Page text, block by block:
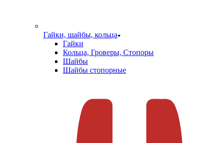
Гайки, шайбы, кольца
Гайки
Кольца, Гроверы, Стопоры
Шайбы
Шайбы стопорные